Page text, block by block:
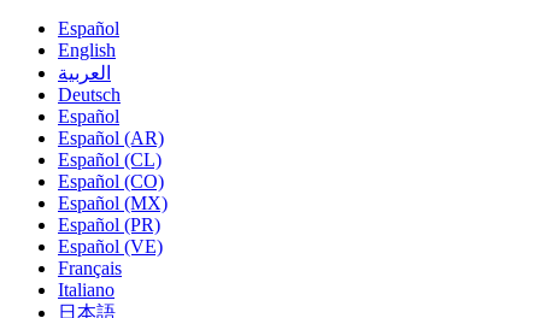
Español
English
العربية
Deutsch
Español
Español (AR)
Español (CL)
Español (CO)
Español (MX)
Español (PR)
Español (VE)
Français
Italiano
日本語